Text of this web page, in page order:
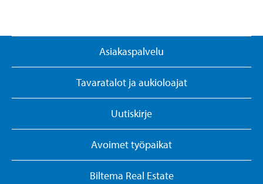
Asiakaspalvelu
Tavaratalot ja aukioloajat
Uutiskirje
Avoimet työpaikat
Biltema Real Estate